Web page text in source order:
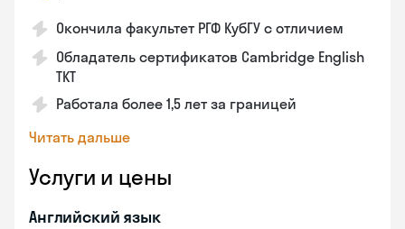
Окончила факультет РГФ КубГУ с отличием
Обладатель сертификатов Cambridge English
TKT
Работала более 1,5 лет за границей
Читать дальше
Услуги и цены
Английский язык